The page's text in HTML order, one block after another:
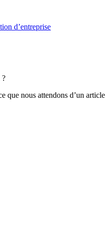
d’entreprise
?
que nous attendons d’un